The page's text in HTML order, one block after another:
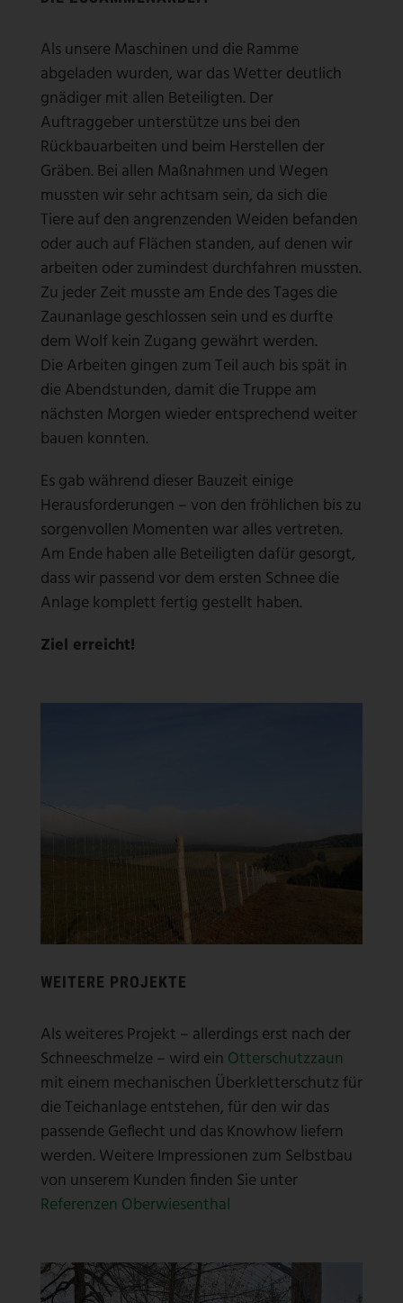
Als unsere Maschinen und die Ramme
abgeladen wurden, war das Wetter deutlich
gnädiger mit allen Beteiligten. Der
Auftraggeber unterstütze uns bei den
Rückbauarbeiten und beim Herstellen der
Gräben. Bei allen Maßnahmen und Wegen
mussten wir sehr achtsam sein, da sich die
Tiere auf den angrenzenden Weiden befanden
oder auch auf Flächen standen, auf denen wir
arbeiten oder zumindest durchfahren mussten.
Zu jeder Zeit musste am Ende des Tages die
Zaunanlage geschlossen sein und es durfte
dem Wolf kein Zugang gewährt werden.
Die Arbeiten gingen zum Teil auch bis spät in
die Abendstunden, damit die Truppe am
nächsten Morgen wieder entsprechend weiter
bauen konnten.
Es gab während dieser Bauzeit einige
Herausforderungen – von den fröhlichen bis zu
sorgenvollen Momenten war alles vertreten.
Am Ende haben alle Beteiligten dafür gesorgt,
dass wir passend vor dem ersten Schnee die
Anlage komplett fertig gestellt haben.
Ziel erreicht!
WEITERE PROJEKTE
Als weiteres Projekt – allerdings erst nach der
Schneeschmelze – wird ein Otterschutzzaun
mit einem mechanischen Überkletterschutz für
die Teichanlage entstehen, für den wir das
passende Geflecht und das Knowhow liefern
werden. Weitere Impressionen zum Selbstbau
von unserem Kunden finden Sie unter
Referenzen Oberwiesenthal